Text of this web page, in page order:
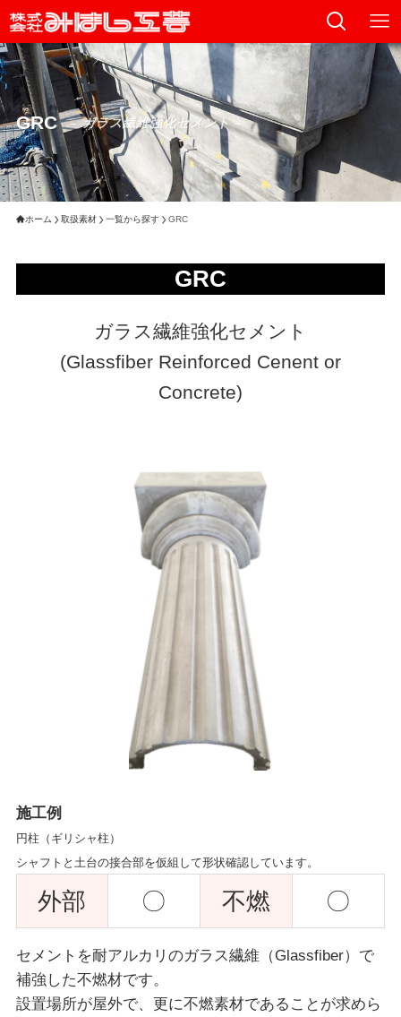
GRC – ガラス繊維強化セメント –
ホーム 取扱素材 一覧から探す GRC
GRC
ガラス繊維強化セメント
(Glassfiber Reinforced Cenent or
Concrete)
施工例
円柱（ギリシャ柱）
シャフトと土台の接合部を仮組して形状確認しています。
外部 〇 不燃 〇
セメントを耐アルカリのガラス繊維（Glassfiber）で
補強した不燃材です。
設置場所が屋外で、更に不燃素材であることが求めら